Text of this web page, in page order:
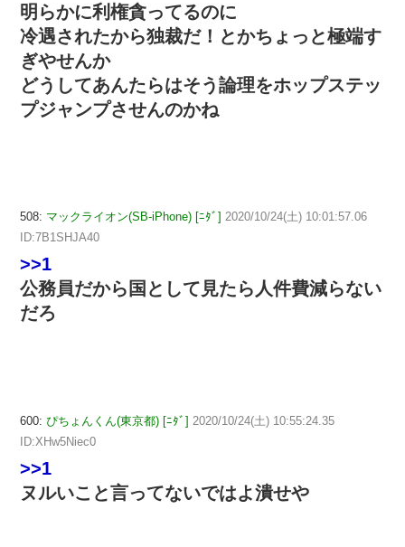
明らかに利権貪ってるのに
冷遇されたから独裁だ！とかちょっと極端す
ぎやせんか
どうしてあんたらはそう論理をホップステッ
プジャンプさせんのかね
508: マックライオン(SB-iPhone) [ﾆﾀﾞ] 2020/10/24(土) 10:01:57.06
ID:7B1SHJA40
>>1
公務員だから国として見たら人件費減らない
だろ
600: ぴちょんくん(東京都) [ﾆﾀﾞ] 2020/10/24(土) 10:55:24.35
ID:XHw5Niec0
>>1
ヌルいこと言ってないではよ潰せや